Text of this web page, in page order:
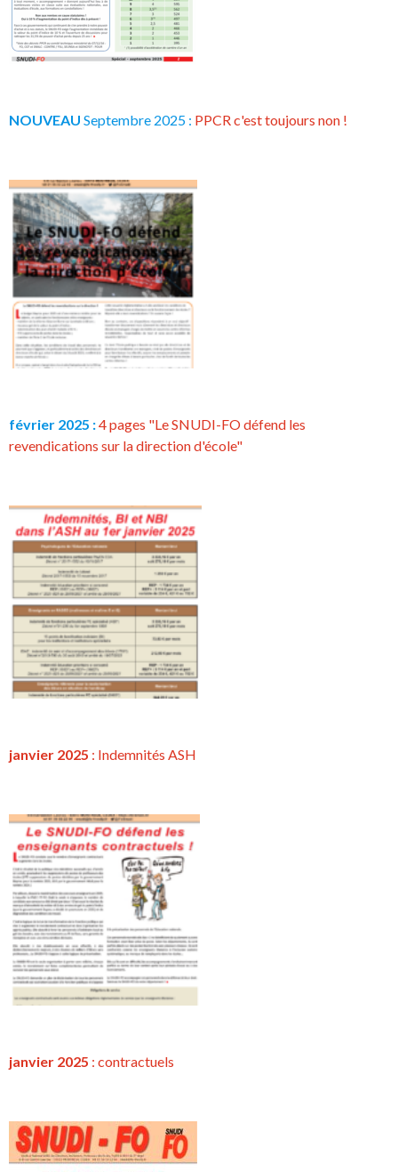
NOUVEAU Septembre 2025 : PPCR c'est toujours non !
février 2025 :4 pages "Le SNUDI-FO défend les
revendications sur la direction d'école"
janvier 2025 : Indemnités ASH
janvier 2025 : contractuels